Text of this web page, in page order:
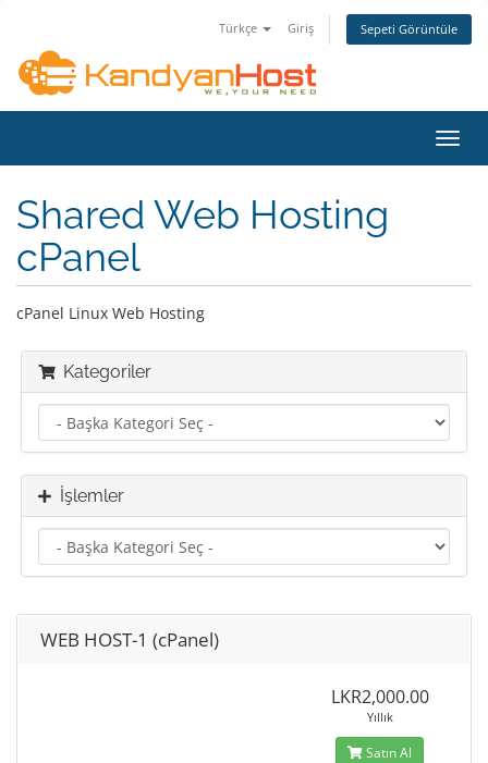
Türkçe Giriş Sepeti Görüntüle
Shared Web Hosting
cPanel
cPanel Linux Web Hosting
Kategoriler
İşlemler
WEB HOST-1 (cPanel)
LKR2,000.00
Yıllık
Satın Al